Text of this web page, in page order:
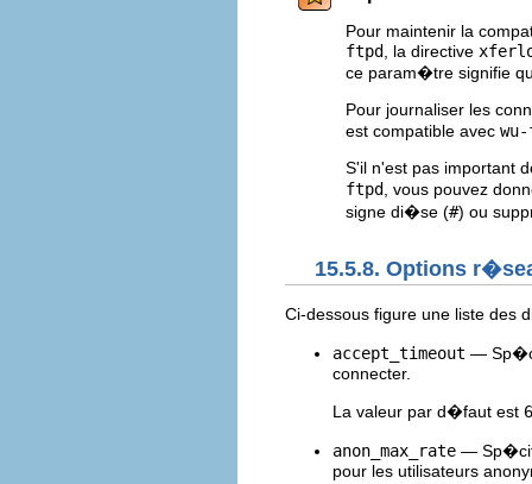
Pour maintenir la
ftpd
, la directive
ce param�tre signifie
Pour journaliser les
est compatible avec
S'il n'est pas important
ftpd
, vous pouvez
signe di�se (#) ou
15.5.8. Options
Ci-dessous figure une liste des
accept_timeout —
connecter.
La valeur par d�faut est
anon_max_rate —
pour les utilisateurs